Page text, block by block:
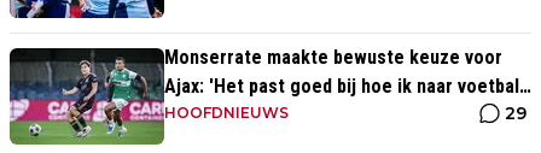
Monserrate maakte bewuste keuze voor
Ajax: 'Het past goed bij hoe ik naar voetbal
kijk’
HOOFDNIEUWS 29